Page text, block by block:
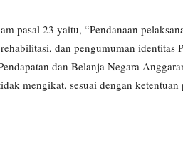
pasal 23 yaitu, “Pendanaan
dan pengumuman identitas
dan Belanja Negara
mengikat, sesuai dengan